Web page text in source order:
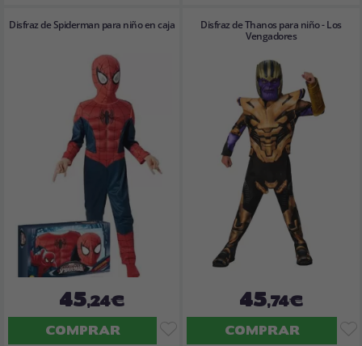
Disfraz de Spiderman para niño en caja
45,24€
COMPRAR
Disfraz de Thanos para niño - Los
Vengadores
45,74€
COMPRAR